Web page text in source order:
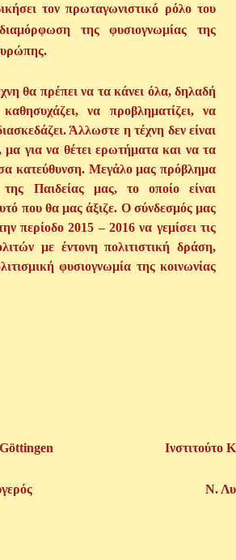
τον πρωταγωνιστικό ρόλο του
της φυσιογνωμίας της
θα πρέπει να τα κάνει όλα, δηλαδή
να προβληματίζει, να
Άλλωστε η τέχνη δεν είναι
μα για να θέτει ερωτήματα και να τα
κατεύθυνση. Μεγάλο μας πρόβλημα
της Παιδείας μας, το οποίο είναι
που θα μας άξιζε. Ο σύνδεσμός μας
περίοδο 2015 – 2016 να γεμίσει τις
με έντονη πολιτιστική δράση,
φυσιογνωμία της κοινωνίας
Ινστιτούτο
Ν.